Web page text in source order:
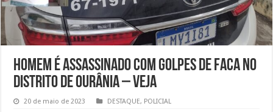
Homem é assassinado com golpes de faca no
distrito de Ourânia – VEJA
20 de maio de 2023 DESTAQUE, POLICIAL